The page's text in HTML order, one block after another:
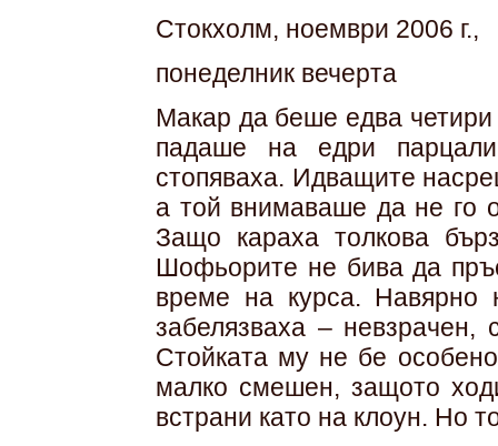
Стокхолм, ноември 2006 г.,
понеделник вечерта
Макар да беше едва
падаше на едри
стопяваха. Идващите
а той внимаваше да не го
Защо караха толкова
Шофьорите не бива да
време на курса. Навярно
забелязваха –
Стойката му не бе
малко смешен, защото
встрани като на клоун. Но